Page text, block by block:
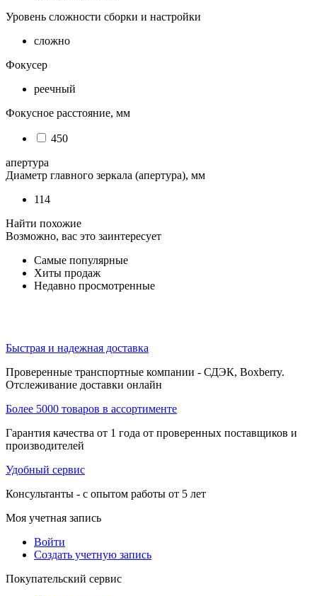
Уровень сложности сборки и настройки
сложно
Фокусер
реечный
Фокусное расстояние, мм
450
апертура
Диаметр главного зеркала (апертура), мм
114
Найти похожие
Возможно, вас это заинтересует
Самые популярные
Хиты продаж
Недавно просмотренные
Быстрая и надежная доставка
Проверенные транспортные компании - СДЭК, Boxberry.
Отслеживание доставки онлайн
Более 5000 товаров в ассортименте
Гарантия качества от 1 года от проверенных поставщиков и
производителей
Удобный сервис
Консультанты - с опытом работы от 5 лет
Моя учетная запись
Войти
Создать учетную запись
Покупательский сервис